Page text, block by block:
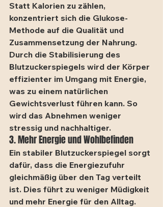
Statt Kalorien zu zählen,
konzentriert sich die Glukose-
Methode auf die Qualität und
Zusammensetzung der Nahrung.
Durch die Stabilisierung des
Blutzuckerspiegels wird der Körper
effizienter im Umgang mit Energie,
was zu einem natürlichen
Gewichtsverlust führen kann. So
wird das Abnehmen weniger
stressig und nachhaltiger.
3. Mehr Energie und Wohlbefinden
Ein stabiler Blutzuckerspiegel sorgt
dafür, dass die Energiezufuhr
gleichmäßig über den Tag verteilt
ist. Dies führt zu weniger Müdigkeit
und mehr Energie für den Alltag.